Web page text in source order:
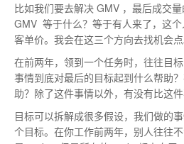
比如我们要去解决 GMV ，最后成交量
GMV 等于什么？等于有人来了，这
客单价。我会在这三个方向去找机会点
在前两年，领到一个任务时，往往目
事情到底对最后的目标起到什么帮助
助？除了这件事情以外，有没有比这
目标可以拆解成很多假设，我们做的
个目标。在你工作前两年，别人往往